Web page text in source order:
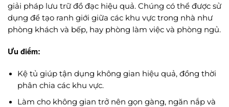
giải pháp lưu trữ đồ đạc hiệu quả. Chúng có thể được sử
dụng để tạo ranh giới giữa các khu vực trong nhà như
phòng khách và bếp, hay phòng làm việc và phòng ngủ.
Ưu điểm:
Kệ tủ giúp tận dụng không gian hiệu quả, đồng thời
phân chia các khu vực.
Làm cho không gian trở nên gọn gàng, ngăn nắp và